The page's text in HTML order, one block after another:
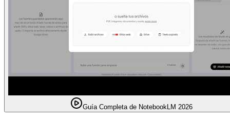
Guía Completa de NotebookLM 2026